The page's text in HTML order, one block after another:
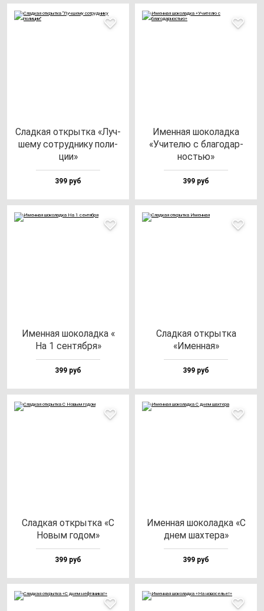
Слад­кая от­крыт­ка «Луч­
ше­му сот­руд­ни­ку по­ли­
ции»
399 руб
Имен­ная шо­ко­лад­ка
«Учи­те­лю с бла­го­дар­
ностью»
399 руб
Имен­ная шо­ко­лад­ка «
На 1 сен­тяб­ря»
399 руб
Слад­кая от­крыт­ка
«Имен­ная»
399 руб
Слад­кая от­крыт­ка «С
Новым го­дом»
399 руб
Имен­ная шо­ко­лад­ка «С
днем шах­те­ра»
399 руб